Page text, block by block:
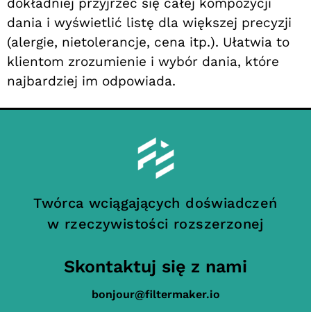
dania i wyświetlić listę dla większej precyzji
(alergie, nietolerancje, cena itp.). Ułatwia to
klientom zrozumienie i wybór dania, które
najbardziej im odpowiada.
Twórca wciągających doświadczeń
w rzeczywistości rozszerzonej
Skontaktuj się z nami
bonjour@filtermaker.io